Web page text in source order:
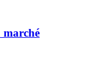
marché